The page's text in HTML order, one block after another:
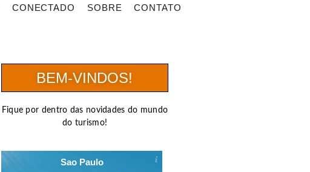
CONECTADO SOBRE CONTATO
BEM-VINDOS!
Fique por dentro das novidades do mundo
do turismo!
Sao Paulo